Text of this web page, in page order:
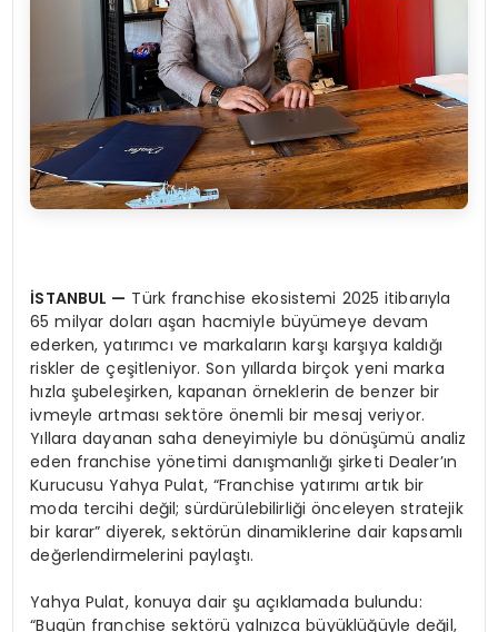
İSTANBUL — Türk franchise ekosistemi 2025 itibarıyla
65 milyar doları aşan hacmiyle büyümeye devam
ederken, yatırımcı ve markaların karşı karşıya kaldığı
riskler de çeşitleniyor. Son yıllarda birçok yeni marka
hızla şubeleşirken, kapanan örneklerin de benzer bir
ivmeyle artması sektöre önemli bir mesaj veriyor.
Yıllara dayanan saha deneyimiyle bu dönüşümü analiz
eden franchise yönetimi danışmanlığı şirketi Dealer’ın
Kurucusu Yahya Pulat, “Franchise yatırımı artık bir
moda tercihi değil; sürdürülebilirliği önceleyen stratejik
bir karar” diyerek, sektörün dinamiklerine dair kapsamlı
değerlendirmelerini paylaştı.
Yahya Pulat, konuya dair şu açıklamada bulundu:
“Bugün franchise sektörü yalnızca büyüklüğüyle değil,